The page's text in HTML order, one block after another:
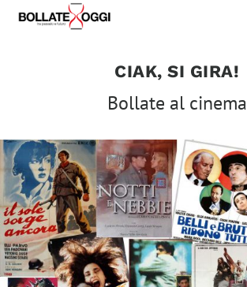
CIAK, SI GIRA!
Bollate al cinema